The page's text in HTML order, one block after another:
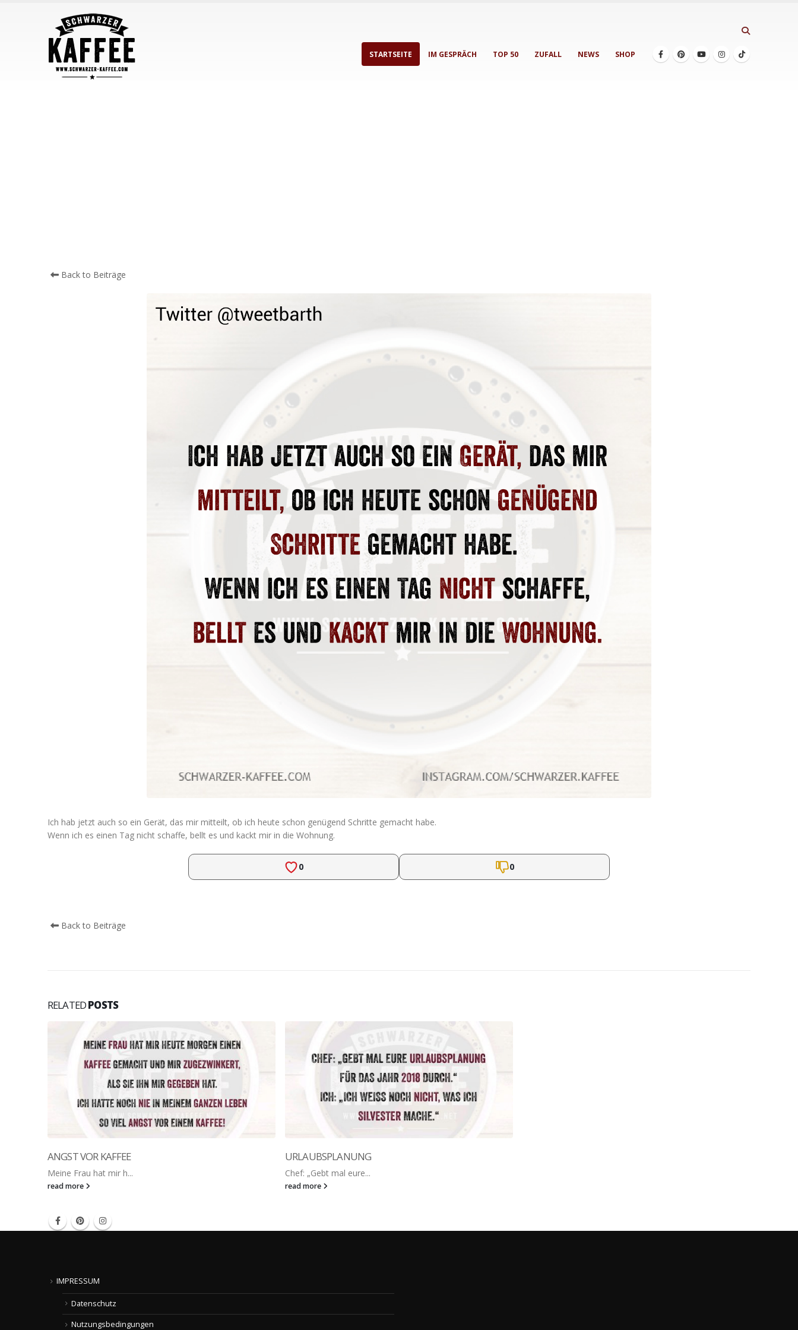
STARTSEITE IM GESPRÄCH TOP 50 ZUFALL NEWS SHOP
Back to Beiträge
Ich hab jetzt auch so ein Gerät, das mir mitteilt, ob ich heute schon genügend Schritte gemacht habe.
Wenn ich es einen Tag nicht schaffe, bellt es und kackt mir in die Wohnung.
0 0
Back to Beiträge
RELATEDPOSTS
ANGST VOR KAFFEE
Meine Frau hat mir h...
read more
URLAUBSPLANUNG
Chef: „Gebt mal eure...
read more
IMPRESSUM
Datenschutz
Nutzungsbedingungen